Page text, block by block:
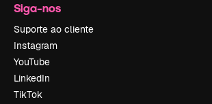
Siga-nos
Suporte ao cliente
Instagram
YouTube
LinkedIn
TikTok